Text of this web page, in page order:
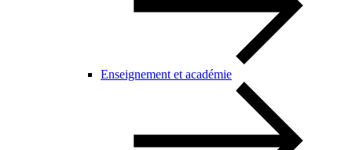
Enseignement et académie